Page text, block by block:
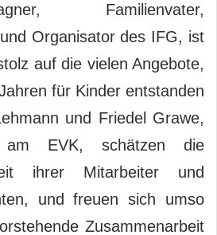
Familienvater,
Organisator des IFG, ist
auf die vielen Angebote,
für Kinder entstanden
und Friedel Grawe,
am EVK, schätzen die
ihrer Mitarbeiter und
und freuen sich umso
Zusammenarbeit